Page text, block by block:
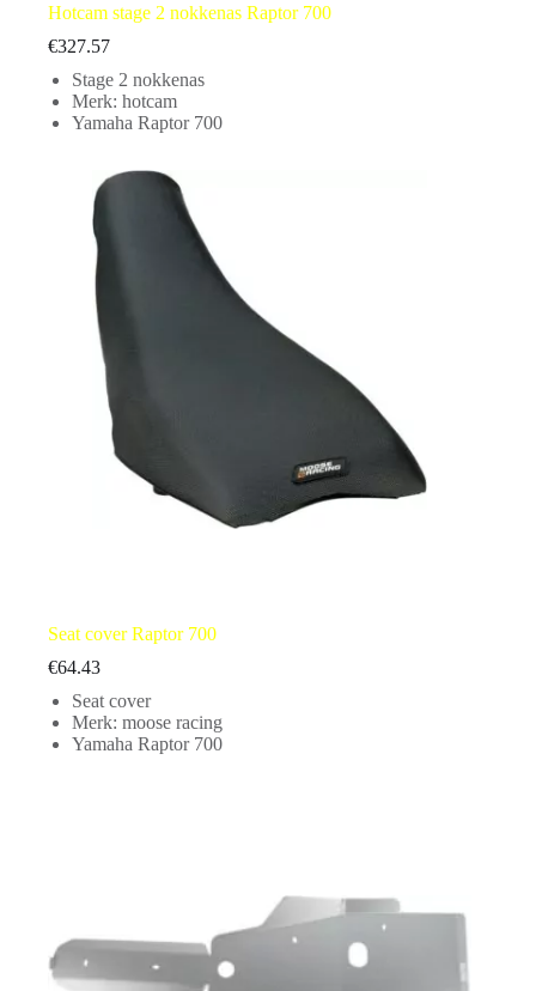
Hotcam stage 2 nokkenas Raptor 700
€327.57
Stage 2 nokkenas
Merk: hotcam
Yamaha Raptor 700
Seat cover Raptor 700
€64.43
Seat cover
Merk: moose racing
Yamaha Raptor 700